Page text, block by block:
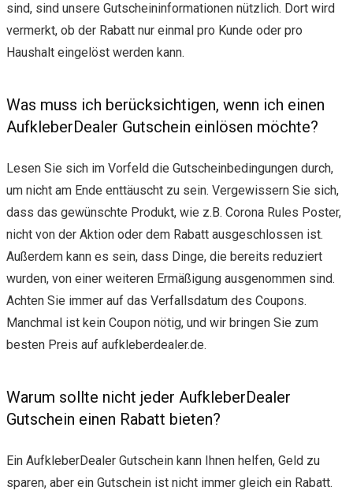
sind, sind unsere Gutscheininformationen nützlich. Dort wird
vermerkt, ob der Rabatt nur einmal pro Kunde oder pro
Haushalt eingelöst werden kann.
Was muss ich berücksichtigen, wenn ich einen
AufkleberDealer Gutschein einlösen möchte?
Lesen Sie sich im Vorfeld die Gutscheinbedingungen durch,
um nicht am Ende enttäuscht zu sein. Vergewissern Sie sich,
dass das gewünschte Produkt, wie z.B. Corona Rules Poster,
nicht von der Aktion oder dem Rabatt ausgeschlossen ist.
Außerdem kann es sein, dass Dinge, die bereits reduziert
wurden, von einer weiteren Ermäßigung ausgenommen sind.
Achten Sie immer auf das Verfallsdatum des Coupons.
Manchmal ist kein Coupon nötig, und wir bringen Sie zum
besten Preis auf aufkleberdealer.de.
Warum sollte nicht jeder AufkleberDealer
Gutschein einen Rabatt bieten?
Ein AufkleberDealer Gutschein kann Ihnen helfen, Geld zu
sparen, aber ein Gutschein ist nicht immer gleich ein Rabatt.